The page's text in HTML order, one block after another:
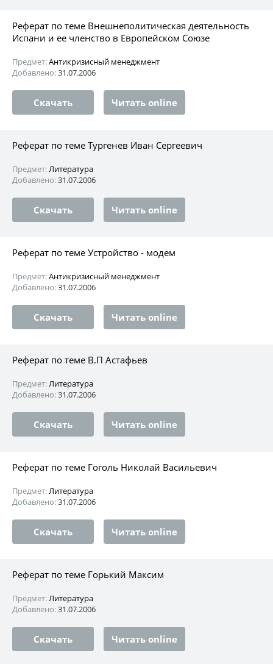
Реферат по теме Внешнеполитическая деятельность
Испани и ее членство в Европейском Союзе
Предмет:Антикризисный менеджмент
Добавлено:31.07.2006
Скачать Читать online
Реферат по теме Тургенев Иван Сергеевич
Предмет:Литература
Добавлено:31.07.2006
Скачать Читать online
Реферат по теме Устройство - модем
Предмет:Антикризисный менеджмент
Добавлено:31.07.2006
Скачать Читать online
Реферат по теме В.П Астафьев
Предмет:Литература
Добавлено:31.07.2006
Скачать Читать online
Реферат по теме Гоголь Николай Васильевич
Предмет:Литература
Добавлено:31.07.2006
Скачать Читать online
Реферат по теме Горький Максим
Предмет:Литература
Добавлено:31.07.2006
Скачать Читать online